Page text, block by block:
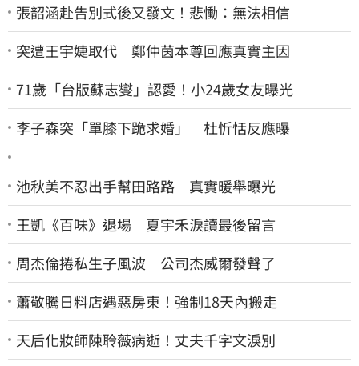
張韶涵赴告別式後又發文！悲慟：無法相信
突遭王宇婕取代 鄭仲茵本尊回應真實主因
71歲「台版蘇志燮」認愛！小24歲女友曝光
李子森突「單膝下跪求婚」 杜忻恬反應曝
池秋美不忍出手幫田路路 真實暖舉曝光
王凱《百味》退場 夏宇禾淚讀最後留言
周杰倫捲私生子風波 公司杰威爾發聲了
蕭敬騰日料店遇惡房東！強制18天內搬走
天后化妝師陳聆薇病逝！丈夫千字文淚別